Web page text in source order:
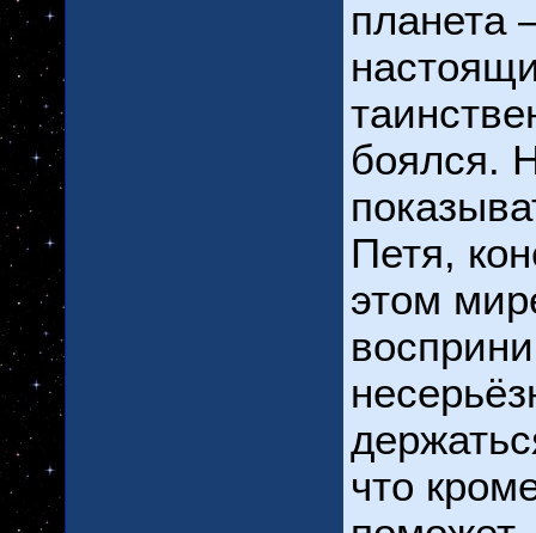
планета
боялся.
Петя,
этом
что